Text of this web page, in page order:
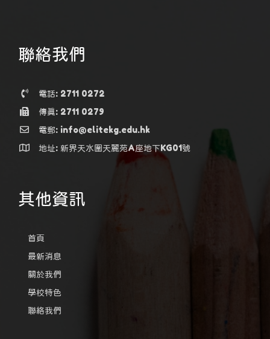
聯絡我們
電話: 2711 0272
傳真: 2711 0279
電郵: info@elitekg.edu.hk
地址: 新界天水圍天麗苑A座地下KG01號
其他資訊
首頁
最新消息
關於我們
學校特色
聯絡我們